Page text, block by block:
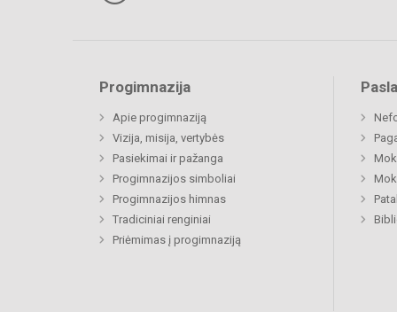
Progimnazija
Apie progimnaziją
Vizija, misija, vertybės
Pasiekimai ir pažanga
Progimnazijos simboliai
Progimnazijos himnas
Tradiciniai renginiai
Priėmimas į progimnaziją